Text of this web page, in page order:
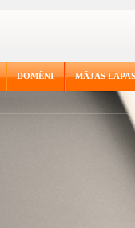
DOMĒNI MĀJAS LAPAS